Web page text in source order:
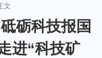
文
砺科技报国
进“科技矿